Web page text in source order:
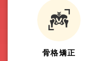
骨格矯正